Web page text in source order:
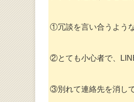
①冗談を言い合うよう
②とても小心者で、
③別れて連絡先を消し